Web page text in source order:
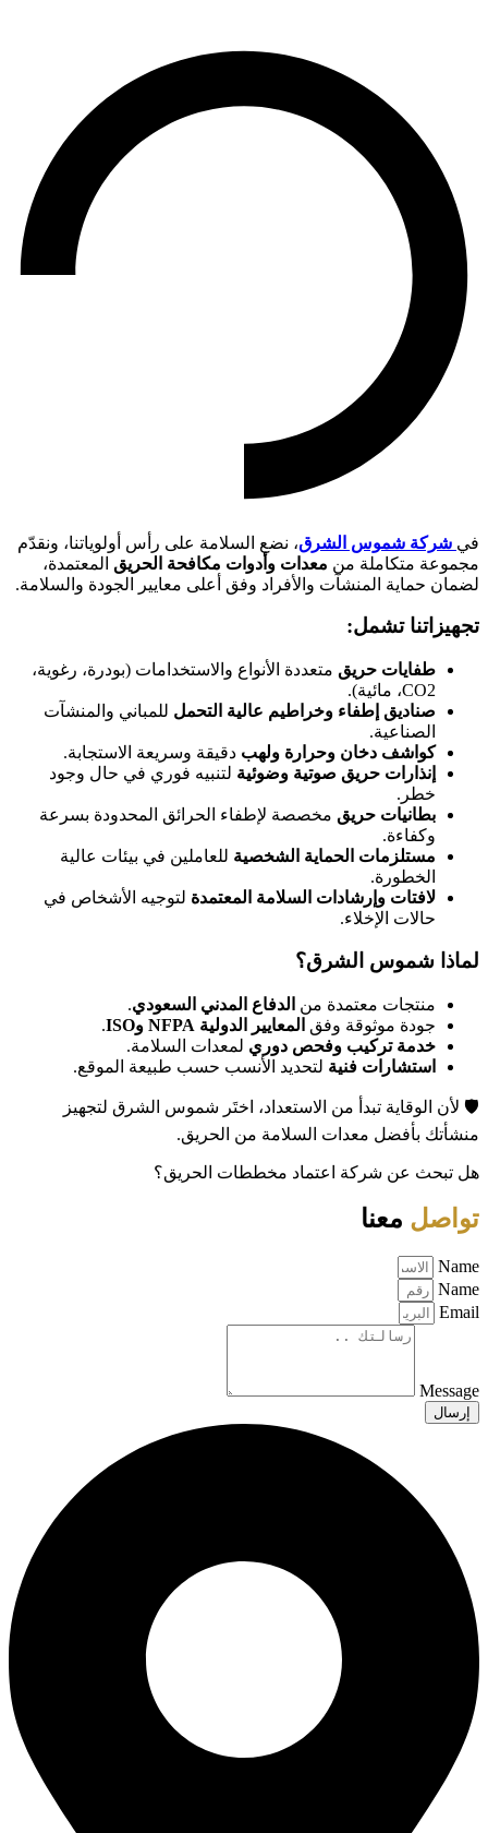
في شركة شموس الشرق، نضع السلامة على رأس أولوياتنا، ونقدّم
مجموعة متكاملة من معدات وأدوات مكافحة الحريق المعتمدة،
لضمان حماية المنشآت والأفراد وفق أعلى معايير الجودة والسلامة.
تجهيزاتنا تشمل:
طفايات حريق متعددة الأنواع والاستخدامات (بودرة، رغوية،
CO2، مائية).
صناديق إطفاء وخراطيم عالية التحمل للمباني والمنشآت
الصناعية.
كواشف دخان وحرارة ولهب دقيقة وسريعة الاستجابة.
إنذارات حريق صوتية وضوئية لتنبيه فوري في حال وجود
خطر.
بطانيات حريق مخصصة لإطفاء الحرائق المحدودة بسرعة
وكفاءة.
مستلزمات الحماية الشخصية للعاملين في بيئات عالية
الخطورة.
لافتات وإرشادات السلامة المعتمدة لتوجيه الأشخاص في
حالات الإخلاء.
لماذا شموس الشرق؟
منتجات معتمدة من الدفاع المدني السعودي.
جودة موثوقة وفق المعايير الدولية NFPA وISO
.
خدمة تركيب وفحص دوري لمعدات السلامة.
استشارات فنية لتحديد الأنسب حسب طبيعة الموقع.
🛡️ لأن الوقاية تبدأ من الاستعداد، اختَر شموس الشرق لتجهيز
منشأتك بأفضل معدات السلامة من الحريق.
هل تبحث عن شركة اعتماد مخططات الحريق؟
تواصل معنا
Name
Name
Email
Message
إرسال